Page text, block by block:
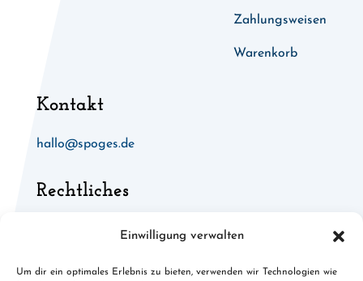
Einwilligung verwalten
Um dir ein optimales Erlebnis zu bieten, verwenden wir Technologien wie
Zahlungsweisen
Warenkorb
Kontakt
hallo@spoges.de
Rechtliches
Allgemeine Geschäftsbedingungen